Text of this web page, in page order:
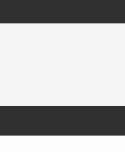
Expoziția Brâncuși de la
130.000 de vizitatori